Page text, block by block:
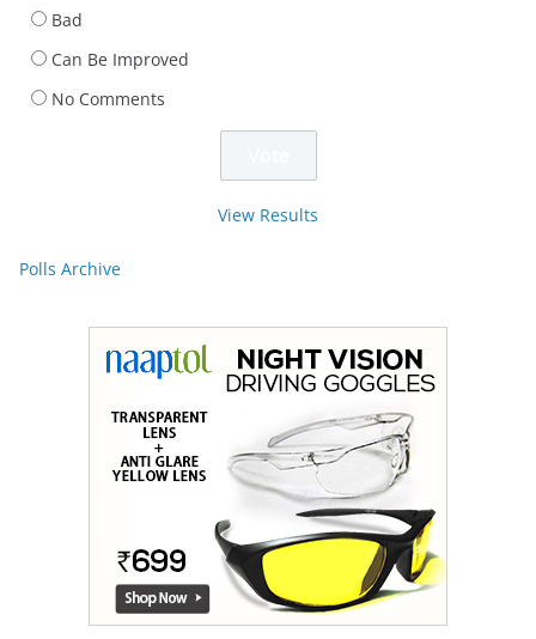
Bad
Can Be Improved
No Comments
View Results
Polls Archive